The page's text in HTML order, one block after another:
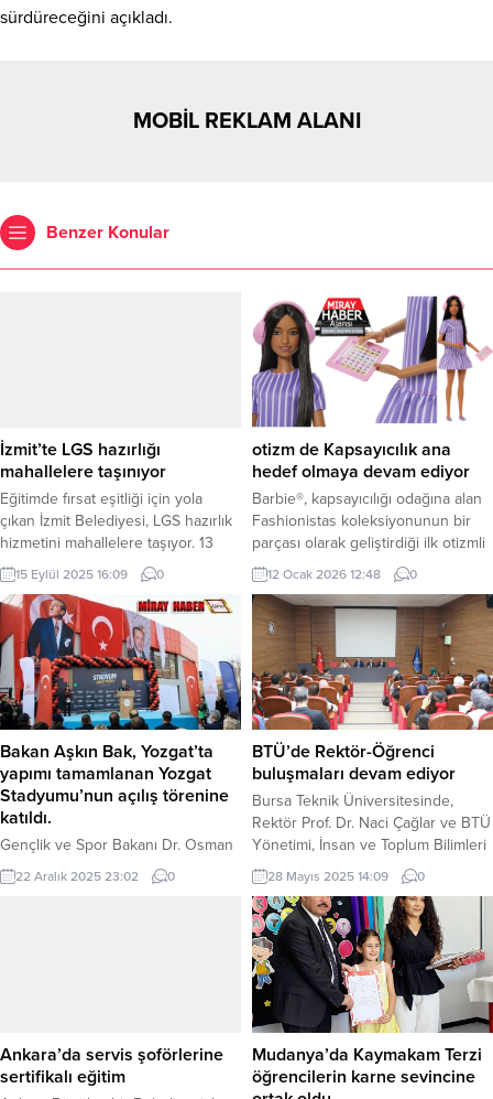
sürdüreceğini açıkladı.
MOBİL REKLAM ALANI
Benzer Konular
İzmit’te LGS hazırlığı
mahallelere taşınıyor
Eğitimde fırsat eşitliği için yola
çıkan İzmit Belediyesi, LGS hazırlık
hizmetini mahallelere taşıyor. 13
noktada açılacak sınıflarla 34
mahalledeki çocuklara ücretsiz
eğitim imkânı sağlanacak KOCAELİ
(İGFA) – İzmit Belediyesi, eğitimde
fırsat eşitliği ilkesini merkeze alarak
yürüttüğü çalışmalarına bir yenisini
daha ekliyor. 5 Kasım 2022’de Milli
Eğitim Müdürlüğü ile imzalanan
“Eğitim...
15 Eylül 2025 16:09 0
otizm de Kapsayıcılık ana
hedef olmaya devam ediyor
Barbie®, kapsayıcılığı odağına alan
Fashionistas koleksiyonunun bir
parçası olarak geliştirdiği ilk otizmli
bebeğini, projenin Türkiye elçisi
Selin Zülal Önal ile tanıttı. Otizmli
Öz Savunma Ağı (ASAN) iş birliğiyle
geliştirilen bebek, daha fazla
çocuğun Barbie dünyasında
kendini temsil edilmiş hissetmesini
amaçlıyor. Mattel, otizmli bireylerin
dünyayı algılama, deneyimleme ve
iletişim kurma biçimlerini...
12 Ocak 2026 12:48 0
Bakan Aşkın Bak, Yozgat’ta
yapımı tamamlanan Yozgat
Stadyumu’nun açılış törenine
katıldı.
Gençlik ve Spor Bakanı Dr. Osman
Aşkın Bak, Türkiye’nin bir spor
ülkesi olduğunu vurgulayarak,
Bu zamana kadar UEFA ve FIFA
standartlarında 41 stadyum
yaptık. Yapmaya devam ediyoruz.”
22 Aralık 2025 23:02 0
BTÜ’de Rektör-Öğrenci
buluşmaları devam ediyor
Bursa Teknik Üniversitesinde,
Rektör Prof. Dr. Naci Çağlar ve BTÜ
Yönetimi, İnsan ve Toplum Bilimleri
Fakültesi (İTBF) öğrencileri ile bir
araya geldi. BURSA (İGFA) – Bursa
Teknik Üniversitesinde (BTÜ), ortak
akılla yönetim anlayışının en önemli
paydaşlardan olan “öğrencilerin”
taleplerine, üniversite yönetimi
kulak vermeye devam ediyor. Bu
kapsamda daha önce öğrenci...
28 Mayıs 2025 14:09 0
Ankara’da servis şoförlerine
sertifikalı eğitim
Mudanya’da Kaymakam Terzi
öğrencilerin karne sevincine